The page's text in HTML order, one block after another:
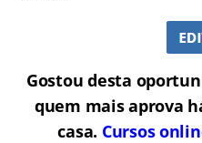
Gostou desta
quem mais aprova
casa. Cursos